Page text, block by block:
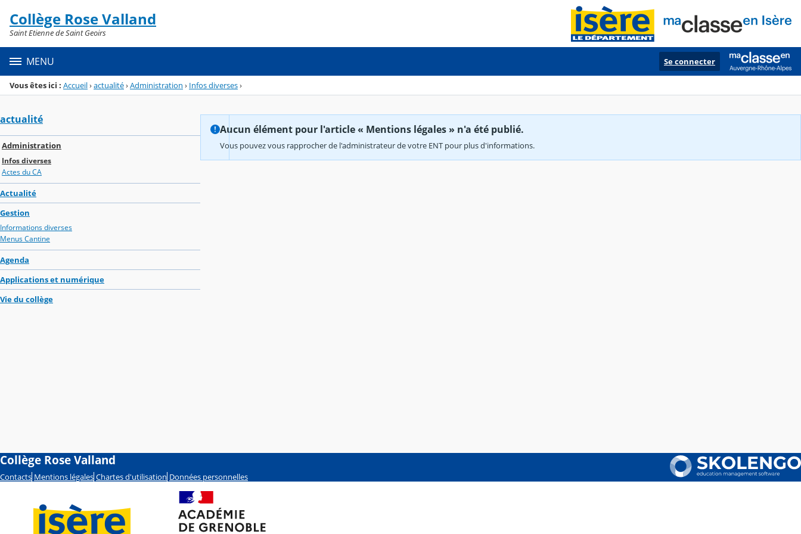
Menu de la rubrique
Contenu
Collège Rose Valland
Saint Etienne de Saint Geoirs
MENU Se connecter
Vous êtes ici : Accueil›actualité›Administration › Infos diverses›
actualité
Administration
Infos diverses
Actes du CA
Actualité
Gestion
Informations diverses
Menus Cantine
Agenda
Applications et numérique
Vie du collège
Aucun élément pour l'article « Mentions légales » n'a été publié.
Vous pouvez vous rapprocher de l'administrateur de votre ENT pour plus d'informations.
Collège Rose Valland
Contacts Mentions légales Chartes d'utilisation Données personnelles